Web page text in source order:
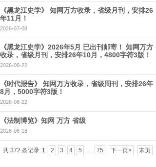
《黑龙江史学》 知网万方收录，省级月刊，安排26
年11月！
2026-07-08
《黑龙江史学》2026年5月 已出刊邮寄！ 知网万方
收录，省级月刊，安排26年10月，4800字符3版！
2026-06-22
《时代报告》 知网万方收录，省级周刊，安排26年
8月，5000字符3版！
2026-06-22
《法制博览》知网 万方 省级
2026-06-18
共 372 条记录 1 2 3 4 5 … 75 下一页> 末页